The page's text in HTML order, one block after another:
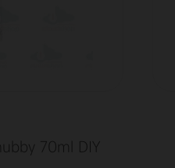
70ml DIY